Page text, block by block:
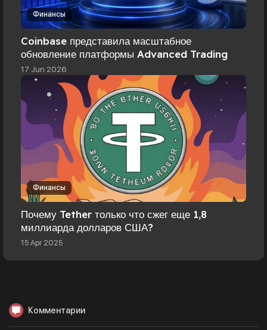
Финансы
Coinbase представила масштабное
обновление платформы Advanced Trading
17 Jun 2026
Финансы
Почему Tether только что сжег еще 1,8
миллиарда долларов США?
15 Apr 2025
Комментарии